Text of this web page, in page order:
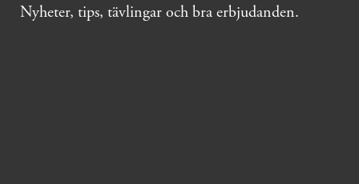
Nyheter, tips, tävlingar och bra erbjudanden.